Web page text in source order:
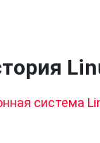
система